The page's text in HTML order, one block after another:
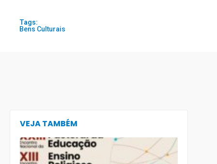
Tags:
Bens Culturais
VEJA TAMBÉM